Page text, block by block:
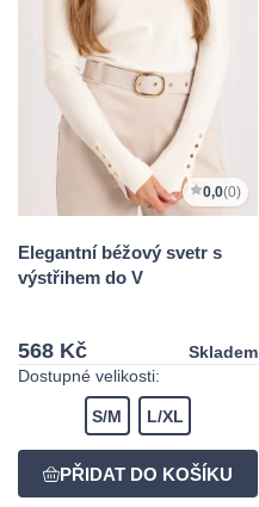
0,0(0)
Elegantní béžový svetr s
výstřihem do V
568 Kč
Skladem
Dostupné velikosti:
S/M L/XL